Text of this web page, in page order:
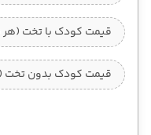
قیمت کودک با تخت (هر
قیمت کودک بدون تخت